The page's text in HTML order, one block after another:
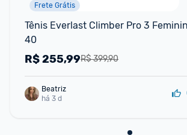
Frete Grátis
Tênis Everlast Climber Pro 3
40
R$ 399,90
R$255,99
Beatriz
há 3 d